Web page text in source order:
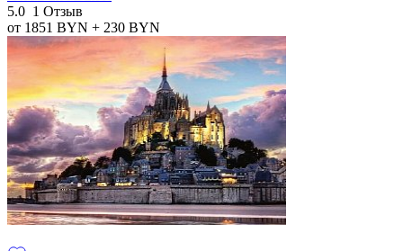
5.0 1 Отзыв
от 1851 BYN + 230 BYN